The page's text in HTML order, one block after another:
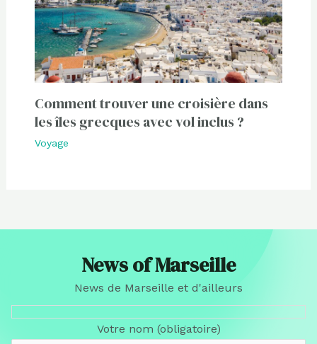
Comment trouver une croisière dans
les îles grecques avec vol inclus ?
Voyage
News of Marseille
News de Marseille et d'ailleurs
Votre nom (obligatoire)